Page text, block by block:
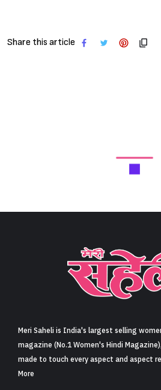
Share this article
Meri Saheli is India's largest selling
magazine (No.1 Women's Hindi
made to touch every aspect and aspect
More